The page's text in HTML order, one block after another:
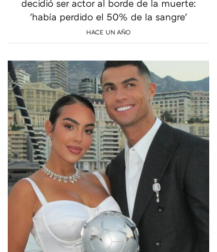
decidió ser actor al borde de la muerte:
'había perdido el 50% de la sangre'
HACE UN AÑO